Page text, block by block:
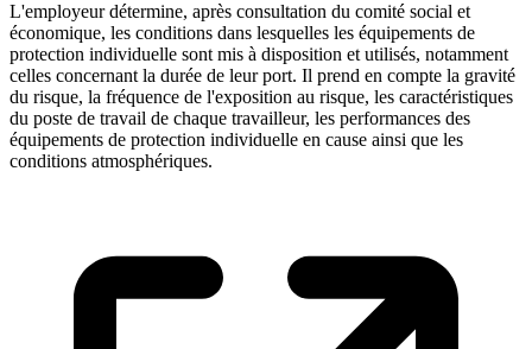
L'employeur détermine, après consultation du comité social et
économique, les conditions dans lesquelles les équipements de
protection individuelle sont mis à disposition et utilisés, notamment
celles concernant la durée de leur port. Il prend en compte la gravité
du risque, la fréquence de l'exposition au risque, les caractéristiques
du poste de travail de chaque travailleur, les performances des
équipements de protection individuelle en cause ainsi que les
conditions atmosphériques.